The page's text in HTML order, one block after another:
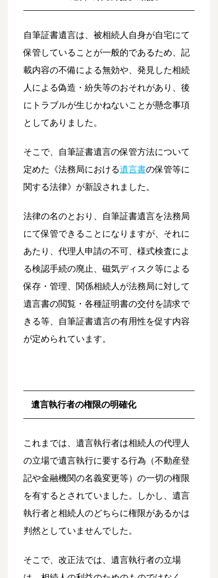
自筆証書遺言は、被相続人自身が自宅にて
保管していることが一般的であるため、記
載内容の不備による無効や、発見した相続
人による偽造・紛失等のおそれがあり、後
にトラブルが生じかねないことが懸念事項
としてありました。
そこで、自筆証書遺言の保管方法について
定めた《法務局における遺言書の保管等に
関する法律》が新設されました。
法律の名のとおり、自筆証書遺言を法務局
にて保管できることになりますが、それに
あたり、代理人申請の不可、様式検査によ
る検認手続の廃止、磁気ディスク等による
保存・管理、関係相続人が法務局に対して
遺言書の閲覧・各種証明書の交付を請求で
きる等、自筆証書遺言の有用性を促す内容
が定められています。
遺言執行者の権限の明確化
これまでは、遺言執行者は相続人の代理人
の立場で遺言執行に要する行為（不動産登
記や金融機関の名義変更等）の一切の権限
を有するとされていました。しかし、遺言
執行者と相続人のどちらに権限があるかは
判然としていませんでした。
そこで、改正法では、遺言執行者の立場